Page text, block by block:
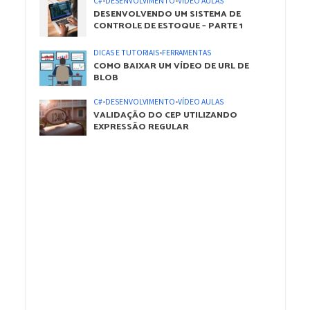
DESENVOLVENDO UM SISTEMA DE
CONTROLE DE ESTOQUE – PARTE 1
DICAS E TUTORIAIS•FERRAMENTAS
COMO BAIXAR UM VÍDEO DE URL DE
BLOB
C#•DESENVOLVIMENTO•VÍDEO AULAS
VALIDAÇÃO DO CEP UTILIZANDO
EXPRESSÃO REGULAR